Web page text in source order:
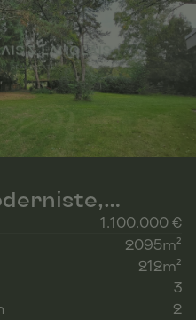
1.100.000 €
2095m²
212m²
3
2